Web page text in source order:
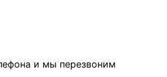
и мы перезвоним